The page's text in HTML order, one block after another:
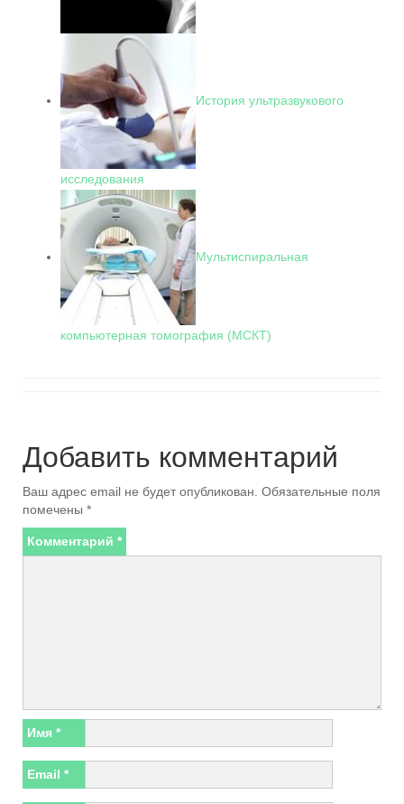
История ультразвукового
исследования
Мультиспиральная
компьютерная томография (МСКТ)
Добавить комментарий
Ваш адрес email не будет опубликован. Обязательные поля
помечены *
Комментарий *
Имя *
Email *